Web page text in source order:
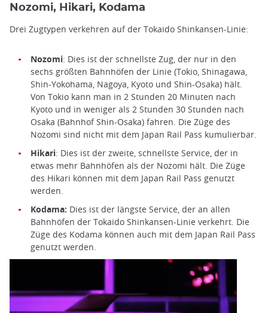
Nozomi, Hikari, Kodama
Drei Zugtypen verkehren auf der Tokaido Shinkansen-Linie:
Nozomi: Dies ist der schnellste Zug, der nur in den
sechs größten Bahnhöfen der Linie (Tokio, Shinagawa,
Shin-Yokohama, Nagoya, Kyoto und Shin-Osaka) hält.
Von Tokio kann man in 2 Stunden 20 Minuten nach
Kyoto und in weniger als 2 Stunden 30 Stunden nach
Osaka (Bahnhof Shin-Osaka) fahren. Die Züge des
Nozomi sind nicht mit dem Japan Rail Pass kumulierbar.
Hikari: Dies ist der zweite, schnellste Service, der in
etwas mehr Bahnhöfen als der Nozomi hält. Die Züge
des Hikari können mit dem Japan Rail Pass genutzt
werden.
Kodama: Dies ist der längste Service, der an allen
Bahnhöfen der Tokaido Shinkansen-Linie verkehrt. Die
Züge des Kodama können auch mit dem Japan Rail Pass
genutzt werden.